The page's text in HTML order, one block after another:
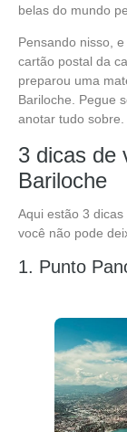
belas do mundo
Pensando nisso,
cartão postal da
preparou uma
Bariloche. Pegue
anotar tudo
3 dicas de
Bariloche
Aqui estão 3
você não pode
1. Punto